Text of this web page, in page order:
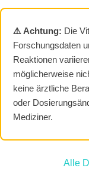
⚠️ Achtung: Die
Forschungsdaten
Reaktionen
möglicherweise
keine ärztliche
oder
Mediziner.
Alle